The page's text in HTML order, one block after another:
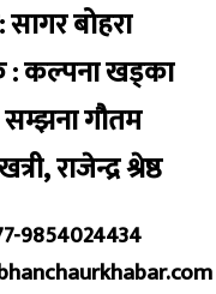
सागर बोहरा
: कल्पना खड्का
गौतम
राजेन्द्र श्रेष्ठ
9854024434